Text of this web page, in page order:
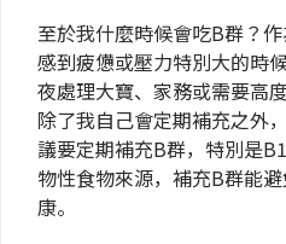
至於我什麼時候會吃B群？
感到疲憊或壓力特別大的時
夜處理大寶、家務或需要高
除了我自己會定期補充之外
議要定期補充B群，特別是
物性食物來源，補充B群能
康。